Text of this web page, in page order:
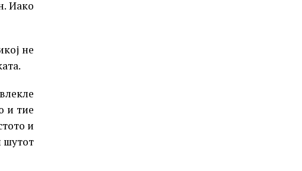
Иако
не
и тие
и
шутот